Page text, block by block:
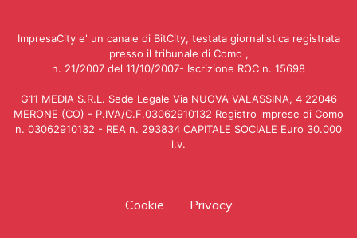
ImpresaCity e' un canale di BitCity, testata giornalistica registrata
presso il tribunale di Como ,
n. 21/2007 del 11/10/2007- Iscrizione ROC n. 15698
G11 MEDIA S.R.L. Sede Legale Via NUOVA VALASSINA, 4 22046
MERONE (CO) - P.IVA/C.F.03062910132 Registro imprese di Como
n. 03062910132 - REA n. 293834 CAPITALE SOCIALE Euro 30.000
i.v.
Cookie Privacy